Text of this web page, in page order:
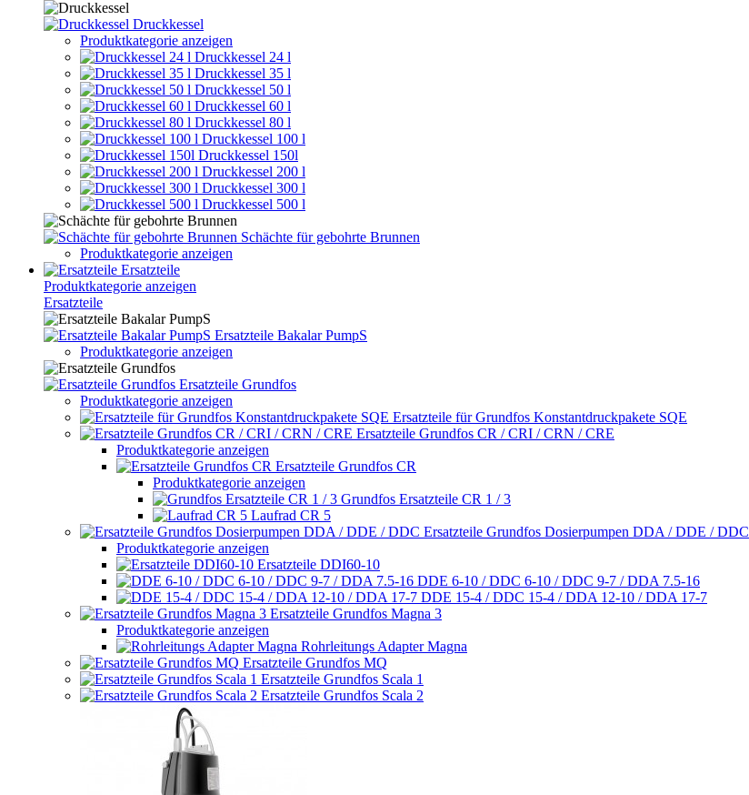
Druckkessel
Produktkategorie anzeigen
Druckkessel 24 l
Druckkessel 35 l
Druckkessel 50 l
Druckkessel 60 l
Druckkessel 80 l
Druckkessel 100 l
Druckkessel 150l
Druckkessel 200 l
Druckkessel 300 l
Druckkessel 500 l
Schächte für gebohrte Brunnen
Produktkategorie anzeigen
Ersatzteile
Produktkategorie anzeigen
Ersatzteile
Ersatzteile Bakalar PumpS
Produktkategorie anzeigen
Ersatzteile Grundfos
Produktkategorie anzeigen
Ersatzteile für Grundfos Konstantdruckpakete SQE
Ersatzteile Grundfos CR / CRI / CRN / CRE
Produktkategorie anzeigen
Ersatzteile Grundfos CR
Produktkategorie anzeigen
Grundfos Ersatzteile CR 1 / 3
Laufrad CR 5
Ersatzteile Grundfos Dosierpumpen DDA / DDE / DDC
Produktkategorie anzeigen
Ersatzteile DDI60-10
DDE 6-10 / DDC 6-10 / DDC 9-7 / DDA 7.5-16
DDE 15-4 / DDC 15-4 / DDA 12-10 / DDA 17-7
Ersatzteile Grundfos Magna 3
Produktkategorie anzeigen
Rohrleitungs Adapter Magna
Ersatzteile Grundfos MQ
Ersatzteile Grundfos Scala 1
Ersatzteile Grundfos Scala 2